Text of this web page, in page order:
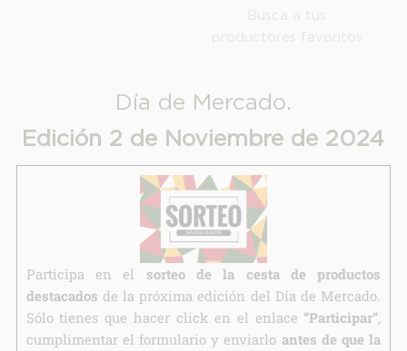
Día de Mercado.
Edición 2 de Noviembre de 2024
Participa en el sorteo de la cesta de productos
destacados de la próxima edición del Día de Mercado.
Sólo tienes que hacer click en el enlace “Participar”,
cumplimentar el formulario y enviarlo antes de que la
INFORMACION SOBRE LA PROTECCIÓN DE TUS DATOS
Derechos:
link
Información adicional
link